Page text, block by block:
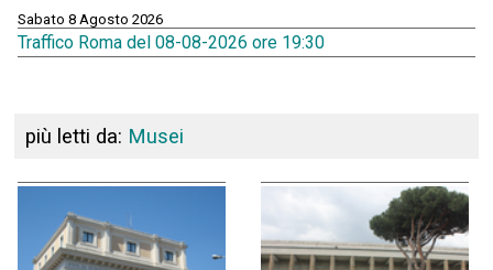
Sabato 8 Agosto 2026
Traffico Roma del 08-08-2026 ore 19:30
più letti da: Musei